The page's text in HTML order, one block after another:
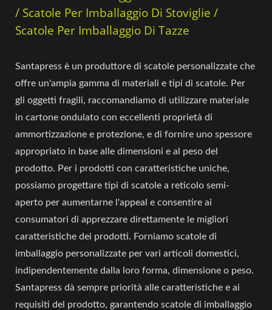
/ Scatole Per Imballaggio Di Stoviglie /
Scatole Per Imballaggio Di Tazze
Santapress è un produttore di scatole personalizzate che
offre un'ampia gamma di materiali e tipi di scatole. Per
gli oggetti fragili, raccomandiamo di utilizzare materiale
in cartone ondulato con eccellenti proprietà di
ammortizzazione e protezione, e di fornire uno spessore
appropriato in base alle dimensioni e al peso del
prodotto. Per i prodotti con caratteristiche uniche,
possiamo progettare tipi di scatole a reticolo semi-
aperto per aumentarne l'appeal e consentire ai
consumatori di apprezzare direttamente le migliori
caratteristiche dei prodotti. Forniamo scatole di
imballaggio personalizzate per vari articoli domestici,
indipendentemente dalla loro forma, dimensione o peso.
Santapress dà sempre priorità alle caratteristiche e ai
requisiti del prodotto, garantendo scatole di imballaggio